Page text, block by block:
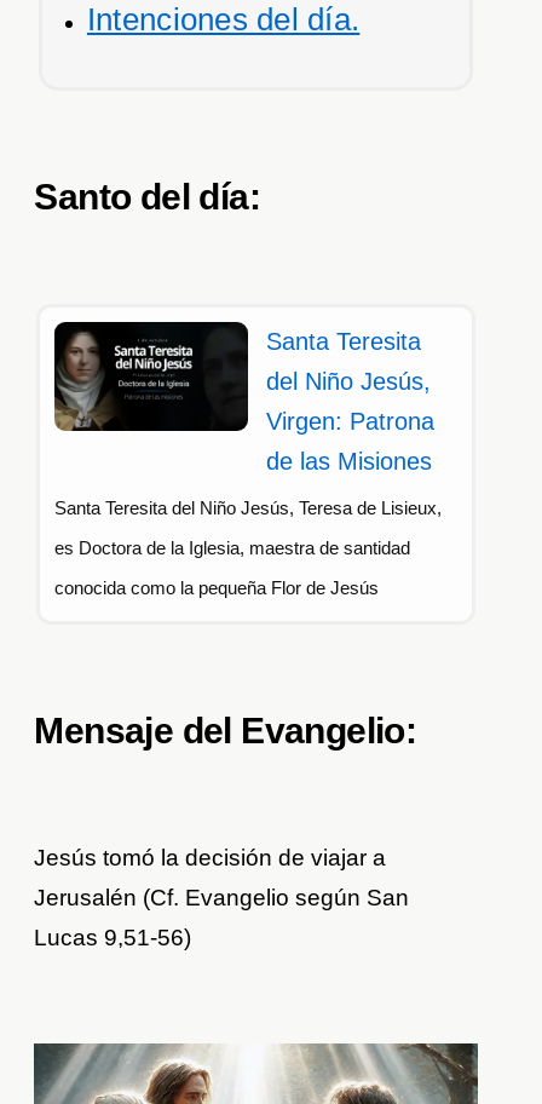
Intenciones del día.
Santo del día:
Santa Teresita
del Niño Jesús,
Virgen: Patrona
de las Misiones
Santa Teresita del Niño Jesús, Teresa de Lisieux,
es Doctora de la Iglesia, maestra de santidad
conocida como la pequeña Flor de Jesús
Mensaje del Evangelio:
Jesús tomó la decisión de viajar a
Jerusalén (Cf. Evangelio según San
Lucas 9,51-56)